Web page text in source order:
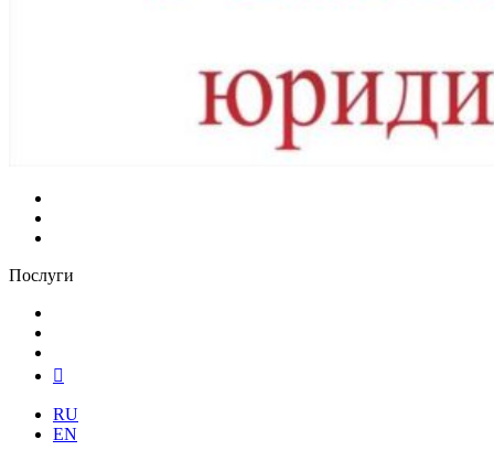
Послуги
RU
EN